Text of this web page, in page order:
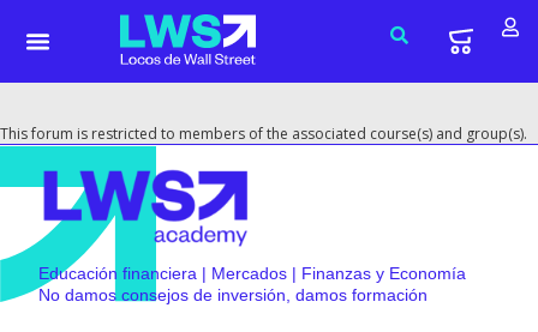
This forum is restricted to members of the associated course(s) and group(s).
Educación financiera | Mercados | Finanzas y Economía
No damos consejos de inversión, damos formación